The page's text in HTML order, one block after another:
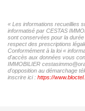
« Les informations recueillies
informatisé par CESTAS
sont conservées pour la
respect des prescriptions
Conformément à la loi «
d'accès aux données vous
IMMOBILIER
d'opposition au démarchage
inscrire ici : https://